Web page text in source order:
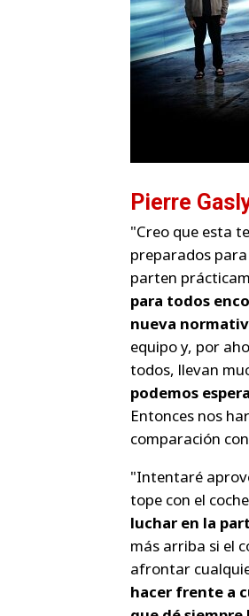
Pierre
"Creo que esta
preparados
parten
para todos
nueva
equipo y, por
todos, llevan
podemos
Entonces nos
comparación
"Intentaré
tope con el
luchar en la
más arriba si el
afrontar
hacer frente a